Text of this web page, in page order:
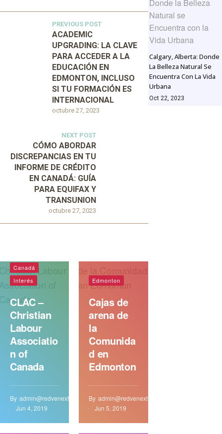
PREVIOUS POST
octubre 27, 2023
ACADEMIC
UPGRADING: LA CLAVE
PARA ACCEDER A LA
EDUCACIÓN EN
EDMONTON, INCLUSO
SI TU FORMACIÓN ES
INTERNACIONAL
NEXT POST
octubre 27, 2023
CÓMO ABORDAR
DISCREPANCIAS EN TU
INFORME DE CRÉDITO
EN CANADÁ: GUÍA
PARA EQUIFAX Y
TRANSUNION
Canadá
Interés
CLAC –
Christian
Labour
Associatio
n of
Canada
By admin@redvenext.com
Jun 4, 2019
Edmonton
Cajas de
arena de
la
Comunida
d en
Edmonton
By admin@redvenext.com
Jun 5, 2019
Calgary, Alberta: Donde
La Belleza Natural Se
Encuentra Con La Vida
Urbana
Oct 22, 2023